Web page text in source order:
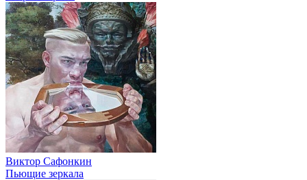
Виктор Сафонкин
Пьющие зеркала